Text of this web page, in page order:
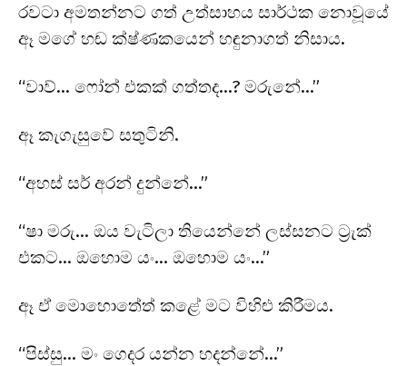
රවටා අමතන්නට ගත් උත්සාහය සාර්ථක නොවූයේ
ඈ මගේ හඬ ක්ෂ්ණකයෙන් හඳුනාගත් නිසාය.
“වාව්… ෆෝන් එකක් ගත්තද…? මරුනේ…”
ඈ කැගැසුවේ සතුටිනි.
“අහස් සර් අරන් දුන්නේ…”
“ෂා මරු… ඔය වැටිලා තියෙන්නේ ලස්සනට ට්‍රැක්
එකට… ඔහොම යං… ඔහොම යං…”
ඈ ඒ මොහොතේත් කළේ මට විහිළු කිරීමය.
“පිස්සු… මං ගෙදර යන්න හදන්නේ…”